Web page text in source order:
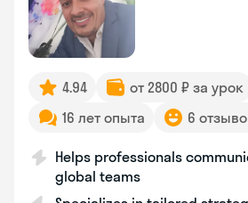
4.94
от 2800 ₽ за урок
16 лет опыта
6
Helps professionals
global teams